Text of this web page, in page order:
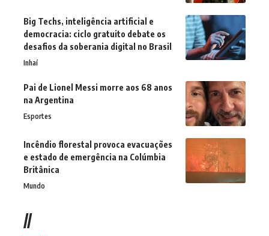
Big Techs, inteligência artificial e
democracia: ciclo gratuito debate os
desafios da soberania digital no Brasil
Inhaí
Pai de Lionel Messi morre aos 68 anos
na Argentina
Esportes
Incêndio florestal provoca evacuações
e estado de emergência na Colúmbia
Britânica
Mundo
//